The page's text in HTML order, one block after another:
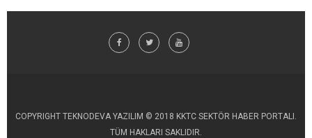
COPYRIGHT TEKNODEVA YAZILIM © 2018 KKTC SEKTÖR HABER PORTALI.
TÜM HAKLARI SAKLIDIR.